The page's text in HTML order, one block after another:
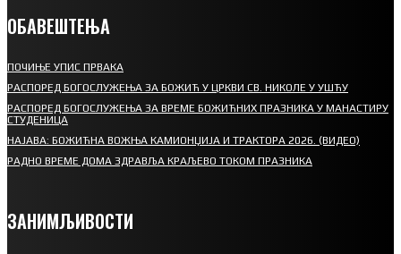
ОБАВЕШТЕЊА
ПОЧИЊЕ УПИС ПРВАКА
РАСПОРЕД БОГОСЛУЖЕЊА ЗА БОЖИЋ У ЦРКВИ СВ. НИКОЛЕ У УШЋУ
РАСПОРЕД БОГОСЛУЖЕЊА ЗА ВРЕМЕ БОЖИЋНИХ ПРАЗНИКА У МАНАСТИРУ
СТУДЕНИЦА
НАЈАВА: БОЖИЋНА ВОЖЊА КАМИОНЏИЈА И ТРАКТОРА 2026. (ВИДЕО)
РАДНО ВРЕМЕ ДОМА ЗДРАВЉА КРАЉЕВО ТОКОМ ПРАЗНИКА
ЗАНИМЉИВОСТИ